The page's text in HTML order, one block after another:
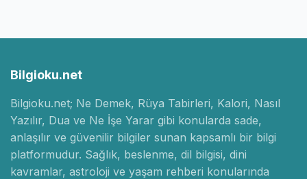
Bilgioku.net
Bilgioku.net; Ne Demek, Rüya Tabirleri, Kalori, Nasıl
Yazılır, Dua ve Ne İşe Yarar gibi konularda sade,
anlaşılır ve güvenilir bilgiler sunan kapsamlı bir bilgi
platformudur. Sağlık, beslenme, dil bilgisi, dini
kavramlar, astroloji ve yaşam rehberi konularında